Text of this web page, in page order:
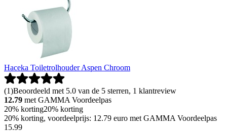
Haceka Toiletrolhouder Aspen Chroom
(1)Beoordeeld met 5.0 van de 5 sterren, 1 klantreview
12.79 met GAMMA Voordeelpas
20% korting20% korting
20% korting, voordeelprijs: 12.79 euro met GAMMA Voordeelpas
15.99